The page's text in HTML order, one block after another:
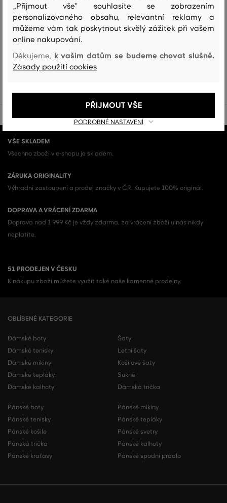
To není všechno!
Zobrazit všechny Pánské spodní prádlo (58)
VŠE SKLADEM
Všechno zboží v e-shopu je skladem.
ZÁRUKA ORIGINALITY
Výhradní zastoupení a prodej značky v ČR. Kupujete 100% originál.
DOPRAVA A VRÁCENÍ ZDARMA
Doprava nad 1 999 Kč je vždy zdarma, za vrácení zboží u nás nikdy
neplatíte.
51 PRODEJEN V ČESKU
K nákupu zboží můžete využít také naše kamenné prodejny.
OBLÍBENÉ KATEGORIE
Dámské boty
Dámské tenisky
Dámské mikiny
Dámské tepláky
Dámské kalhoty
Šaty
Letní šaty
Košilové šaty
Sukně
Dámská trička
Pánské boty
Pánské tenisky
Pánské košile
Pánská trička
Pánské kraťasy
Pánské mikiny
Pánské tepláky
Pánské svetry
Pánské kalhoty
Pánské spodní prádlo
„Přijmout vše" souhlasíte se zobrazením
personalizovaného obsahu, relevantní reklamy a
můžeme vám tak poskytnout skvělý zážitek při vašem
online nakupování.
Děkujeme, k vašim datům se budeme chovat slušně.
Zásady použití cookies
PODROBNÉ NASTAVENÍ
PŘIJMOUT VŠE